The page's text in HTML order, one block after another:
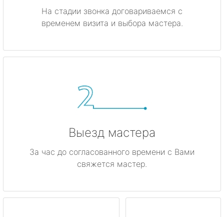
На стадии звонка договариваемся с
временем визита и выбора мастера.
Выезд мастера
За час до согласованного времени с Вами
свяжется мастер.